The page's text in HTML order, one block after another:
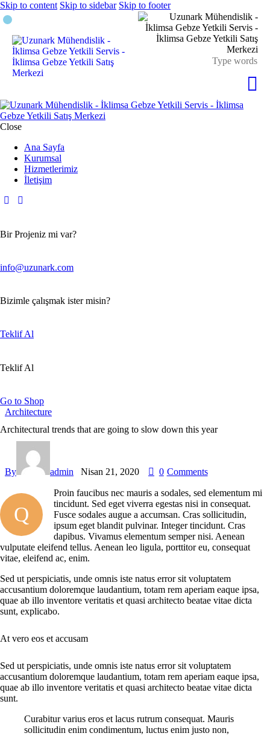
Skip to content Skip to sidebar Skip to footer
Close
Ana Sayfa
Kurumsal
Hizmetlerimiz
İletişim
Bir Projeniz mi var?
info@uzunark.com
Bizimle çalışmak ister misin?
Teklif Al
Teklif Al
Go to Shop
Architecture
Architectural trends that are going to slow down this year
By admin Nisan 21, 2020 0 Comments
Q
Proin faucibus nec mauris a sodales, sed elementum mi
tincidunt. Sed eget viverra egestas nisi in consequat.
Fusce sodales augue a accumsan. Cras sollicitudin,
ipsum eget blandit pulvinar. Integer tincidunt. Cras
dapibus. Vivamus elementum semper nisi. Aenean
vulputate eleifend tellus. Aenean leo ligula, porttitor eu, consequat
vitae, eleifend ac, enim.
Sed ut perspiciatis, unde omnis iste natus error sit voluptatem
accusantium doloremque laudantium, totam rem aperiam eaque ipsa,
quae ab illo inventore veritatis et quasi architecto beatae vitae dicta
sunt, explicabo.
At vero eos et accusam
Sed ut perspiciatis, unde omnis iste natus error sit voluptatem
accusantium doloremque laudantium, totam rem aperiam eaque ipsa,
quae ab illo inventore veritatis et quasi architecto beatae vitae dicta
sunt.
Curabitur varius eros et lacus rutrum consequat. Mauris
sollicitudin enim condimentum, luctus enim justo non,